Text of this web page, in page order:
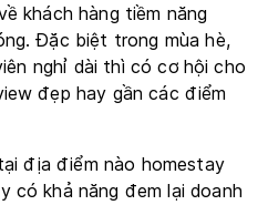
khách hàng tiềm năng
Đặc biệt trong mùa hè,
nghỉ dài thì có cơ hội cho
đẹp hay gần các điểm
địa điểm nào homestay
có khả năng đem lại doanh